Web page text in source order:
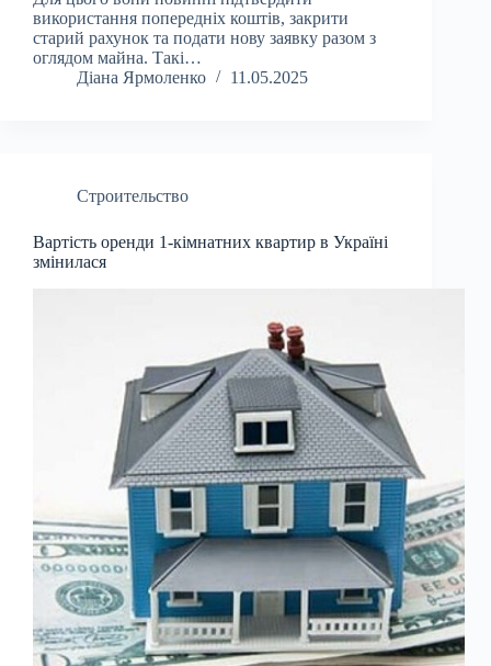
використання попередніх коштів, закрити
старий рахунок та подати нову заявку разом з
оглядом майна. Такі…
Діана Ярмоленко
11.05.2025
Строительство
Вартість оренди 1-кімнатних квартир в Україні
змінилася